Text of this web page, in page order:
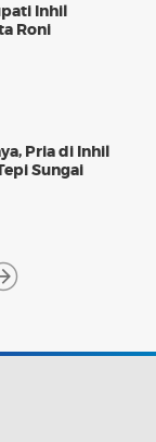
Inhil
Roni
Pria di Inhil
Sungai